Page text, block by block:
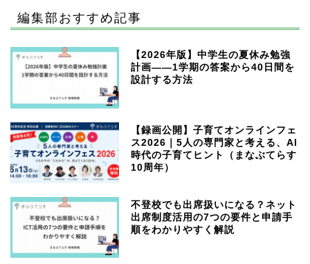
編集部おすすめ記事
【2026年版】中学生の夏休み勉強
計画——1学期の答案から40日間を
設計する方法
【録画公開】子育てオンラインフェ
ス2026｜5人の専門家と考える、AI
時代の子育てヒント（まなぶてらす
10周年）
不登校でも出席扱いになる？ネット
出席制度活用の7つの要件と申請手
順をわかりやすく解説